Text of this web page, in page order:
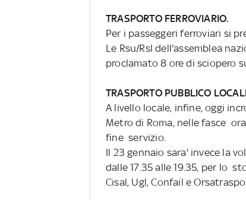
TRASPORTO FERROVIARIO.
Per i passeggeri ferroviari si
Le Rsu/Rsl dell'assemblea
proclamato 8 ore di sciopero
TRASPORTO PUBBLICO
A livello locale, infine, oggi
Metro di Roma, nelle fasce
fine servizio.
Il 23 gennaio sara' invece la
dalle 17.35 alle 19.35, per lo
Cisal, Ugl, Confail e